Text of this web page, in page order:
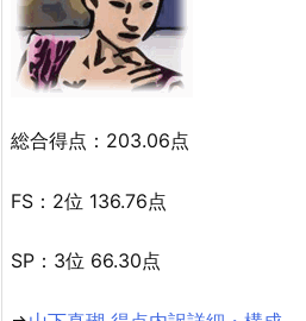
総合得点：203.06点
FS：2位 136.76点
SP：3位 66.30点